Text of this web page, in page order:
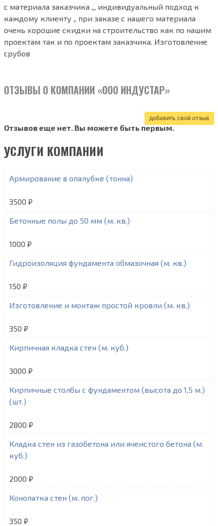
с материала заказчика ,,, индивидуальный подход к
каждому клиенту ,, при заказе с нашего материала
очень хорошие скидки на строительство как по нашим
проектам так и по проектам заказчика. Изготовление
срубов
ОТЗЫВЫ О КОМПАНИИ «ООО ИНДУСТАР»
добавить свой отзыв
Отзывов еще нет. Вы можете быть первым.
УСЛУГИ КОМПАНИИ
Армирование в опалубке (тонна)
3500 ₽
Бетонные полы до 50 мм (м. кв.)
1000 ₽
Гидроизоляция фундамента обмазочная (м. кв.)
150 ₽
Изготовление и монтаж простой кровли (м. кв.)
350 ₽
Кирпичная кладка стен (м. куб.)
3000 ₽
Кирпичные столбы с фундаментом (высота до 1,5 м.)
(шт.)
2800 ₽
Кладка стен из газобетона или ячеистого бетона (м.
куб.)
2000 ₽
Конопатка стен (м. пог.)
350 ₽